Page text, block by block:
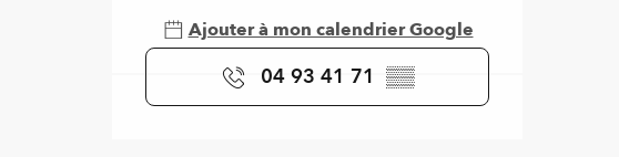
Ajouter à mon calendrier Google
04 93 41 71 ▒▒